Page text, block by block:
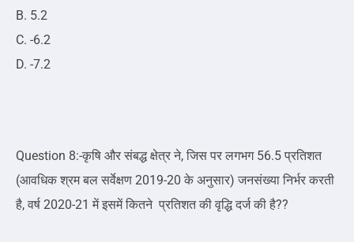
B. 5.2
C. -6.2
D. -7.2
Question 8:-कृषि और संबद्ध क्षेत्र ने, जिस पर लगभग 56.5 प्रतिशत
(आवधिक श्रम बल सर्वेक्षण 2019-20 के अनुसार) जनसंख्या निर्भर करती
है, वर्ष 2020-21 में इसमें कितने प्रतिशत की वृद्धि दर्ज की है??